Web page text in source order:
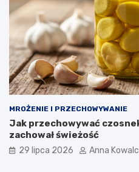
MROŻENIE I PRZECHOWYWANIE
Jak przechowywać
zachował świeżość
29 lipca 2026 Anna